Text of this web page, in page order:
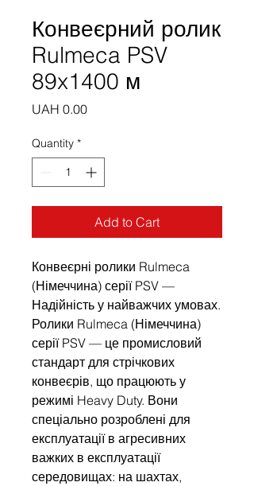
Конвеєрний ролик
Rulmeca PSV
89x1400 м
UAH 0.00Price
Quantity *
Add to Cart
Конвеєрні ролики Rulmeca
(Німеччина) серії PSV —
Надійність у найважчих умовах.
Ролики Rulmeca (Німеччина)
серії PSV — це промисловий
стандарт для стрічкових
конвеєрів, що працюють у
режимі Heavy Duty. Вони
спеціально розроблені для
експлуатації в агресивних
важких в експлуатації
середовищах: на шахтах,